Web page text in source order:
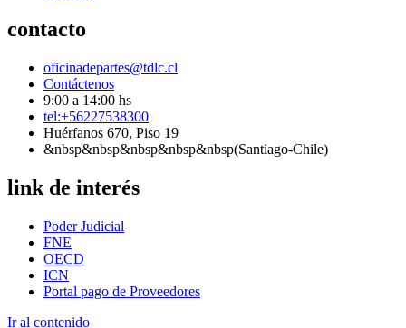
contacto
oficinadepartes@tdlc.cl
Contáctenos
9:00 a 14:00 hs
tel:+56227538300
Huérfanos 670, Piso 19
&nbsp&nbsp&nbsp&nbsp&nbsp(Santiago-Chile)
link de interés
Poder Judicial
FNE
OECD
ICN
Portal pago de Proveedores
Ir al contenido